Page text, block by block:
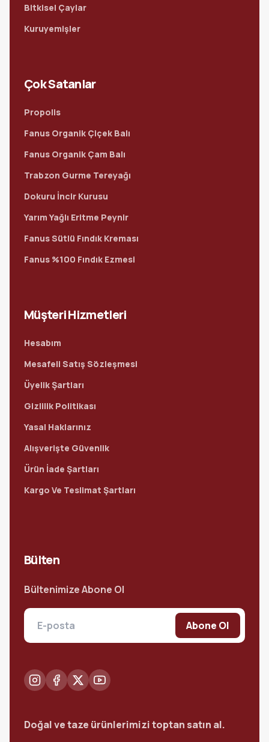
Bitkisel Çaylar
Kuruyemişler
Çok Satanlar
Propolis
Fanus Organik Çiçek Balı
Fanus Organik Çam Balı
Trabzon Gurme Tereyağı
Dokuru İncir Kurusu
Yarım Yağlı Eritme Peynir
Fanus Sütlü Fındık Kreması
Fanus %100 Fındık Ezmesi
Müşteri Hizmetleri
Hesabım
Mesafeli Satış Sözleşmesi
Üyelik Şartları
Gizlilik Politikası
Yasal Haklarınız
Alışverişte Güvenlik
Ürün İade Şartları
Kargo Ve Teslimat Şartları
Bülten
Bültenimize Abone Ol
Abone Ol
Doğal ve taze ürünlerimizi toptan satın al.